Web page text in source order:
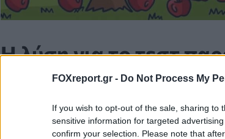
FOXreport.gr - Do Not Process My
If you wish to opt-out of the sale, sharing
sensitive information for targeted
confirm your selection. Please note that
Η λύση για το τεστ
Αν δεν καταφέρατε να βρείτε τις 3